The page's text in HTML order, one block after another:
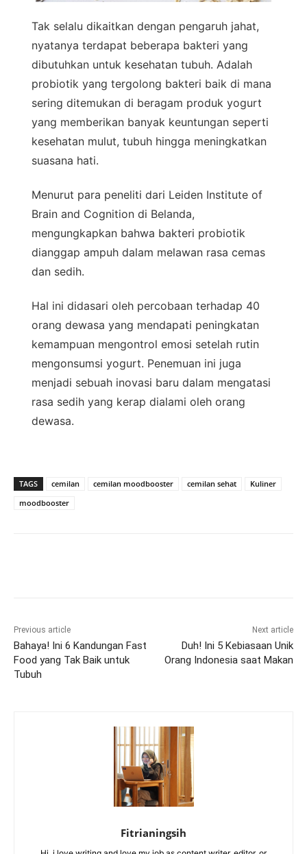
Tak selalu dikaitkan dengan pengaruh jahat,
nyatanya terdapat beberapa bakteri yang
dibutuhkan untuk kesehatan tubuh. Adalah
probiotik yang tergolong bakteri baik di mana
sering ditemukan di beragam produk yogurt
yang memberikan banyak keuntungan seperti
kesehatan mulut, tubuh hingga meningkatkan
suasana hati.
Menurut para peneliti dari Leiden Institute of
Brain and Cognition di Belanda,
mengungkapkan bahwa bakteri probiotik
dianggap ampuh dalam melawan rasa cemas
dan sedih.
Hal ini didasari oleh percobaan terhadap 40
orang dewasa yang mendapati peningkatan
kemampuan mengontrol emosi setelah rutin
mengonsumsi yogurt. Penemuan ini juga
menjadi sebuah inovasi baru dalam mengatasi
rasa sedih yang kerap dialami oleh orang
dewasa.
TAGS cemilan cemilan moodbooster cemilan sehat
Kuliner
moodbooster
Previous article
Bahaya! Ini 6 Kandungan Fast
Food yang Tak Baik untuk
Tubuh
Next article
Duh! Ini 5 Kebiasaan Unik
Orang Indonesia saat Makan
Fitrianingsih